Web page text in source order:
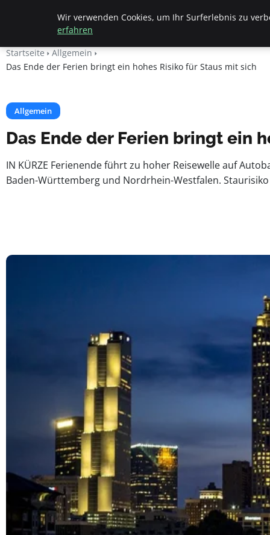
Beyond Surface
Startseite
Allgemein
Das Ende der Ferien bringt ein hohes Risiko für Staus mit sich
Allgemein
Das Ende der Ferien bringt ein
IN KÜRZE Ferienende führt zu hoher Reisewelle auf
Baden-Württemberg und Nordrhein-Westfalen.
Wir verwenden Cookies, um Ihr Surferlebnis zu
erfahren